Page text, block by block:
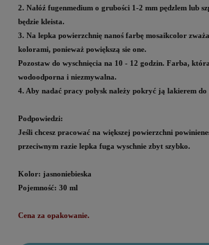
2. Nałóź fugenmedium o grubości 1-2 mm pędzlem lub
będzie kleista.
3. Na lepka powierzchnię nanoś farbę mosaikcolor
kolorami, ponieważ powiększą sie one.
Pozostaw do wyschnięcia na 10 - 12 godzin. Farba,
wodoodporna i niezmywalna.
4. Aby nadać pracy połysk należy pokryć ją lakierem do
Podpowiedzi:
Jeśli chcesz pracować na większej powierzchni
przeciwnym razie lepka fuga wyschnie zbyt szybko.
Kolor: jasnoniebieska
Pojemność: 30 ml
Cena za opakowanie.